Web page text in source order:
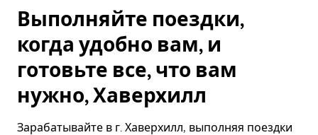
Выполняйте поездки,
когда удобно вам, и
готовьте все, что вам
нужно, Хаверхилл
Зарабатывайте в г. Хаверхилл, выполняя поездки